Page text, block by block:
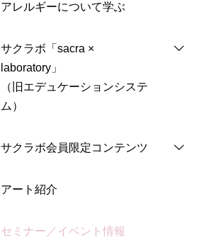
アレルギーについて学ぶ
サクラボ「sacra ×
laboratory」
（旧エデュケーションシステ
ム）
サクラボ会員限定コンテンツ
アート紹介
セミナー／イベント情報